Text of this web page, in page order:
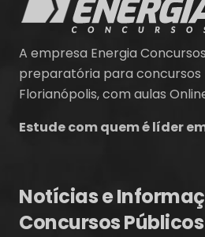
A empresa Energia
preparatória para concursos
Florianópolis, com aulas
Estude com quem é líder
Notícias e
Concursos Públicos